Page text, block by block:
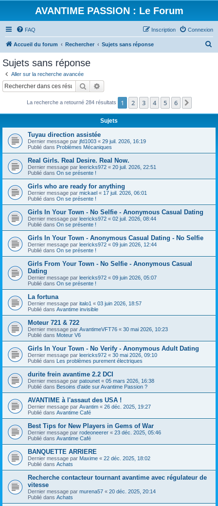
AVANTIME PASSION : Le Forum
FAQ Connexion
Inscription
Accueil du forum Rechercher Sujets sans réponse
c
Sujets sans réponse
Aller sur la recherche avancée
Rechercher
La recherche a retourné 284 résultats 1 2 3 4 5 6
Sujets
Tuyau direction assistée
Dernier message par jfd1003 « 29 juil. 2026, 16:19
Publié dans Problèmes Mécaniques
Real Girls. Real Desire. Real Now.
Dernier message par leericks972 « 20 juil. 2026, 22:51
Publié dans On se présente !
Girls who are ready for anything
Dernier message par mickael « 17 juil. 2026, 06:01
Publié dans On se présente !
Girls In Your Town - No Selfie - Anonymous Casual Dating
Dernier message par leericks972 « 02 juil. 2026, 08:44
Publié dans On se présente !
Girls In Your Town - Anonymous Casual Dating - No Selfie
Dernier message par leericks972 « 09 juin 2026, 12:44
Publié dans On se présente !
Girls From Your Town - No Selfie - Anonymous Casual
Dating
Dernier message par leericks972 « 09 juin 2026, 05:07
Publié dans On se présente !
La fortuna
Dernier message par italo1 « 03 juin 2026, 18:57
Publié dans Avantime invisible
Moteur 721 & 722
Dernier message par AvantimeVFT76 « 30 mai 2026, 10:23
Publié dans Moteur V6
Girls In Your Town - No Verify - Anonymous Adult Dating
Dernier message par leericks972 « 30 mai 2026, 09:10
Publié dans Les problèmes purement électriques
durite frein avantime 2.2 DCI
Dernier message par patounet « 05 mars 2026, 16:38
Publié dans Besoins d'aide sur Avantime Passion ?
AVANTIME à l'assaut des USA !
Dernier message par Avantim « 26 déc. 2025, 19:27
Publié dans Avantime Café
Best Tips for New Players in Gems of War
Dernier message par rodeoneerer « 23 déc. 2025, 05:46
Publié dans Avantime Café
BANQUETTE ARRIERE
Dernier message par Maxime « 22 déc. 2025, 18:02
Publié dans Achats
Recherche contacteur tournant avantime avec régulateur de
vitesse
Dernier message par murena57 « 20 déc. 2025, 20:14
Publié dans Achats